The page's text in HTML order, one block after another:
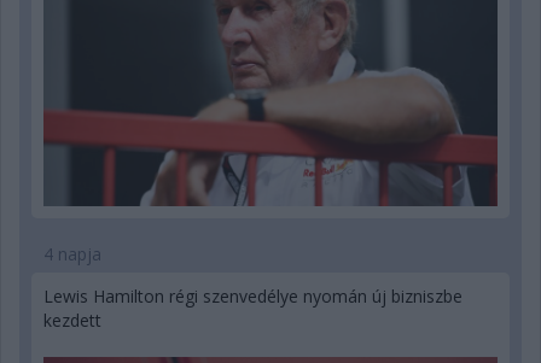
4 napja
Lewis Hamilton régi szenvedélye nyomán új bizniszbe
kezdett